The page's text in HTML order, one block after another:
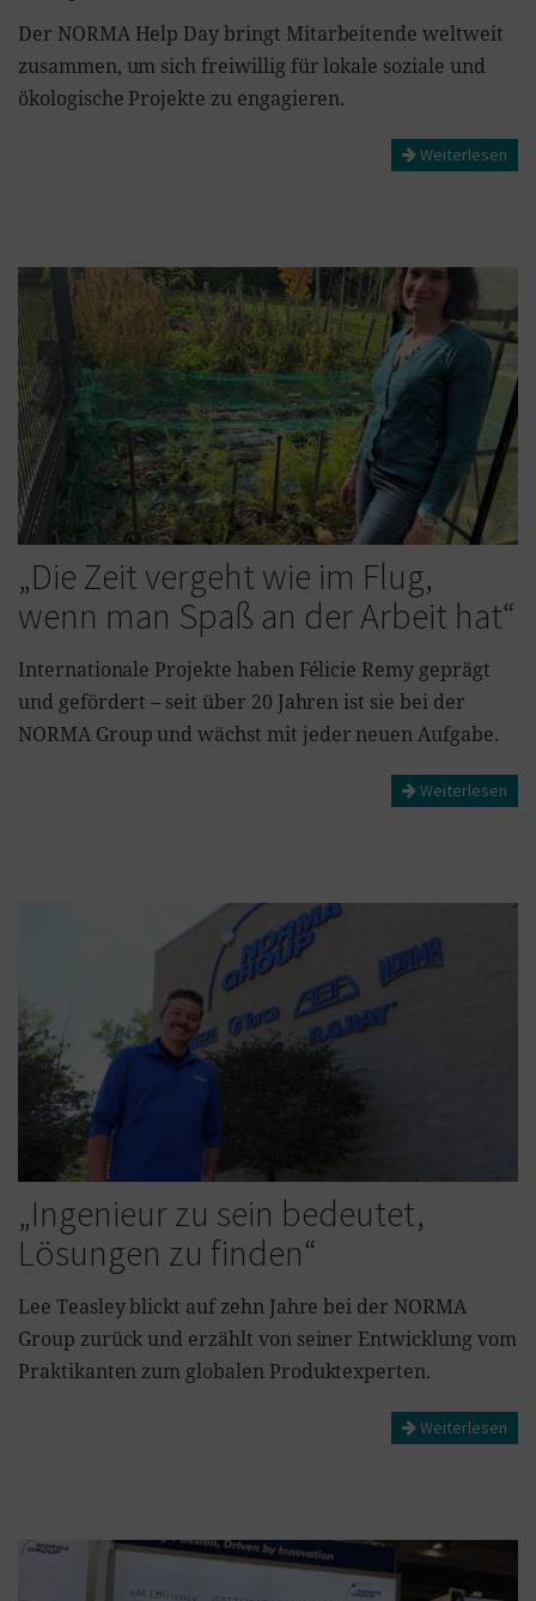
Der NORMA Help Day bringt Mitarbeitende weltweit
zusammen, um sich freiwillig für lokale soziale und
ökologische Projekte zu engagieren.
Weiterlesen
„Die Zeit vergeht wie im Flug,
wenn man Spaß an der Arbeit hat“
Internationale Projekte haben Félicie Remy geprägt
und gefördert – seit über 20 Jahren ist sie bei der
NORMA Group und wächst mit jeder neuen Aufgabe.
Weiterlesen
„Ingenieur zu sein bedeutet,
Lösungen zu finden“
Lee Teasley blickt auf zehn Jahre bei der NORMA
Group zurück und erzählt von seiner Entwicklung vom
Praktikanten zum globalen Produktexperten.
Weiterlesen